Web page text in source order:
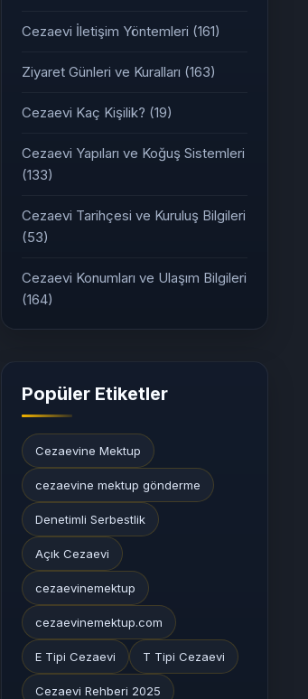
Cezaevi İletişim Yöntemleri (161)
Ziyaret Günleri ve Kuralları (163)
Cezaevi Kaç Kişilik? (19)
Cezaevi Yapıları ve Koğuş Sistemleri
(133)
Cezaevi Tarihçesi ve Kuruluş Bilgileri
(53)
Cezaevi Konumları ve Ulaşım Bilgileri
(164)
Popüler Etiketler
Cezaevine Mektup
cezaevine mektup gönderme
Denetimli Serbestlik
Açık Cezaevi
cezaevinemektup
cezaevinemektup.com
E Tipi Cezaevi T Tipi Cezaevi
Cezaevi Rehberi 2025